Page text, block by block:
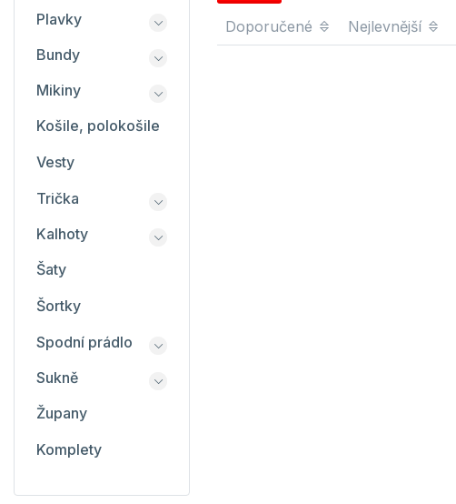
Doporučené Nejlevnější
Plavky
Bundy
Mikiny
Košile, polokošile
Vesty
Trička
Kalhoty
Šaty
Šortky
Spodní prádlo
Sukně
Župany
Komplety